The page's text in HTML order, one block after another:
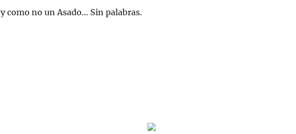
y como no un Asado… Sin palabras.